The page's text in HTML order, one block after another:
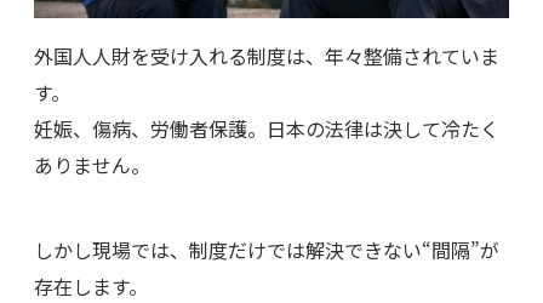
外国人人財を受け入れる制度は、年々整備されていま
す。
妊娠、傷病、労働者保護。日本の法律は決して冷たく
ありません。
しかし現場では、制度だけでは解決できない“間隔”が
存在します。